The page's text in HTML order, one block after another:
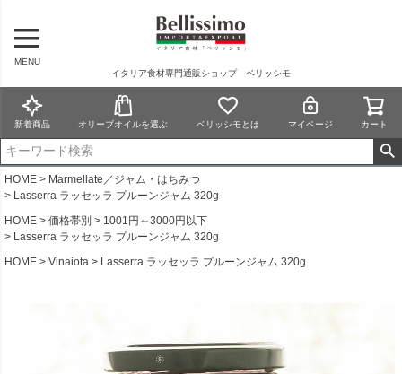
MENU
イタリア食材専門通販ショップ ベリッシモ
新着商品 オリーブオイルを選ぶ ベリッシモとは マイページ カート
HOME
Marmellate／ジャム・はちみつ
Lasserra ラッセッラ プルーンジャム 320g
HOME
価格帯別
1001円～3000円以下
Lasserra ラッセッラ プルーンジャム 320g
HOME
Vinaiota Lasserra ラッセッラ プルーンジャム 320g